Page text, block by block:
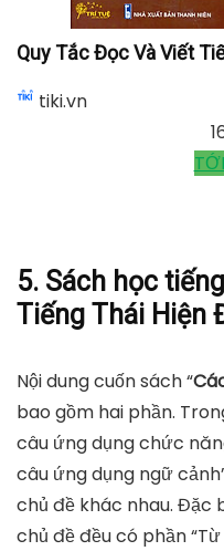
Quy Tắc Đọc Và Viết
tiki.vn
5. Sách học
Tiếng Thái Hiện
Nội dung cuốn sách “
bao gồm hai phần.
câu ứng dụng chức
câu ứng dụng ngữ
chủ đề khác nhau. Đặc
chủ đề đều có phần